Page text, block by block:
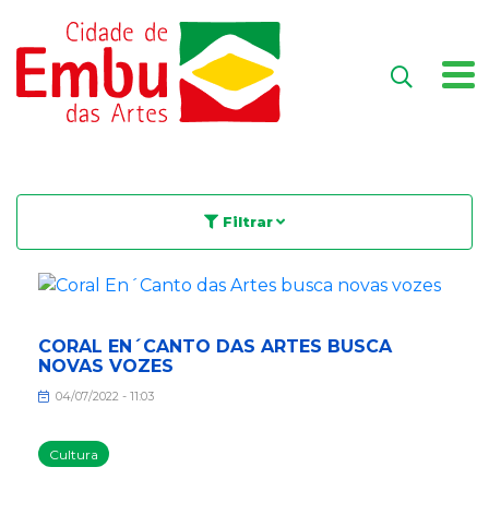
Filtrar
Cultura
CORAL EN´CANTO DAS ARTES BUSCA
NOVAS VOZES
04/07/2022 - 11:03